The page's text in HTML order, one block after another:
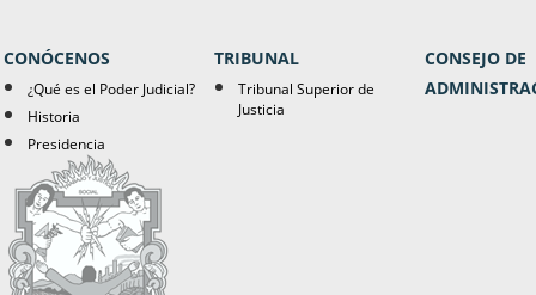
CONÓCENOS
¿Qué es el Poder Judicial?
Historia
Presidencia
TRIBUNAL
Tribunal Superior de
Justicia
CONSEJO DE